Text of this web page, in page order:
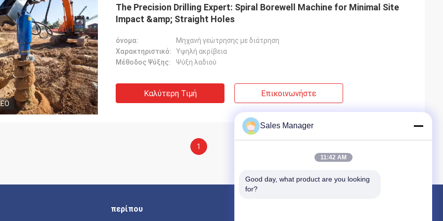
The Precision Drilling Expert: Spiral Borewell Machine for Minimal Site
Impact &amp; Straight Holes
όνομα:
Μηχανή γεώτρησης με διάτρηση
Χαρακτηριστικό:
Υψηλή ακρίβεια
Μέθοδος Ψύξης:
Ψύξη λαδιού
Καλύτερη Τιμή Επικοινωνήστε
1
περίπου
Sales Manager
11:42 AM
Good day, what product are you looking
for?